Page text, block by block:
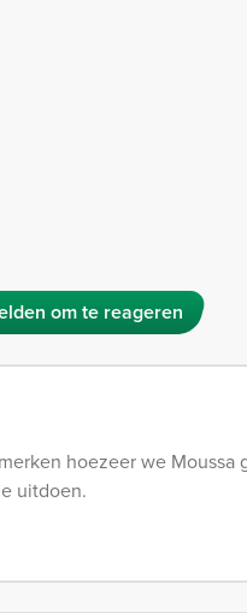
om te reageren
hoezeer we Moussa
uitdoen.